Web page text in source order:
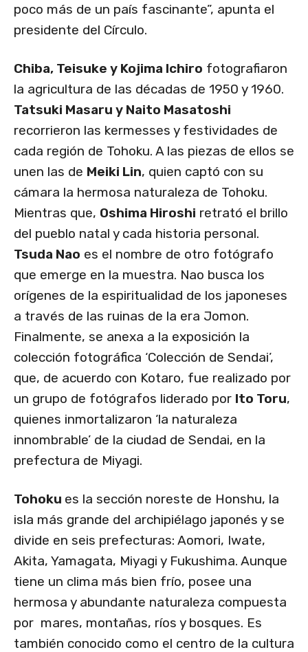
poco más de un país fascinante”, apunta el
presidente del Círculo.
Chiba, Teisuke y Kojima Ichiro fotografiaron
la agricultura de las décadas de 1950 y 1960.
Tatsuki Masaru y Naito Masatoshi
recorrieron las kermesses y festividades de
cada región de Tohoku. A las piezas de ellos se
unen las de Meiki Lin, quien captó con su
cámara la hermosa naturaleza de Tohoku.
Mientras que, Oshima Hiroshi retrató el brillo
del pueblo natal y cada historia personal.
Tsuda Nao es el nombre de otro fotógrafo
que emerge en la muestra. Nao busca los
orígenes de la espiritualidad de los japoneses
a través de las ruinas de la era Jomon.
Finalmente, se anexa a la exposición la
colección fotográfica ‘Colección de Sendai’,
que, de acuerdo con Kotaro, fue realizado por
un grupo de fotógrafos liderado por Ito Toru,
quienes inmortalizaron ‘la naturaleza
innombrable’ de la ciudad de Sendai, en la
prefectura de Miyagi.
Tohoku es la sección noreste de Honshu, la
isla más grande del archipiélago japonés y se
divide en seis prefecturas: Aomori, Iwate,
Akita, Yamagata, Miyagi y Fukushima. Aunque
tiene un clima más bien frío, posee una
hermosa y abundante naturaleza compuesta
por mares, montañas, ríos y bosques. Es
también conocido como el centro de la cultura